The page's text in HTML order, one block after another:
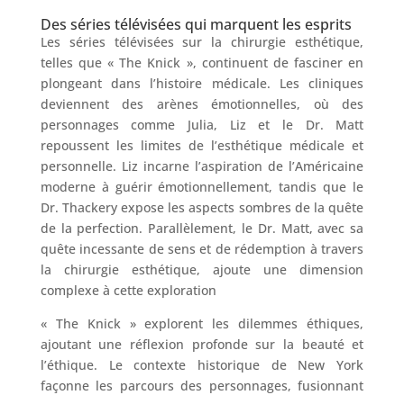
Des séries télévisées qui marquent les esprits
Les séries télévisées sur la chirurgie esthétique,
telles que « The Knick », continuent de fasciner en
plongeant dans l’histoire médicale. Les cliniques
deviennent des arènes émotionnelles, où des
personnages comme Julia, Liz et le Dr. Matt
repoussent les limites de l’esthétique médicale et
personnelle. Liz incarne l’aspiration de l’Américaine
moderne à guérir émotionnellement, tandis que le
Dr. Thackery expose les aspects sombres de la quête
de la perfection. Parallèlement, le Dr. Matt, avec sa
quête incessante de sens et de rédemption à travers
la chirurgie esthétique, ajoute une dimension
complexe à cette exploration
« The Knick » explorent les dilemmes éthiques,
ajoutant une réflexion profonde sur la beauté et
l’éthique. Le contexte historique de New York
façonne les parcours des personnages, fusionnant